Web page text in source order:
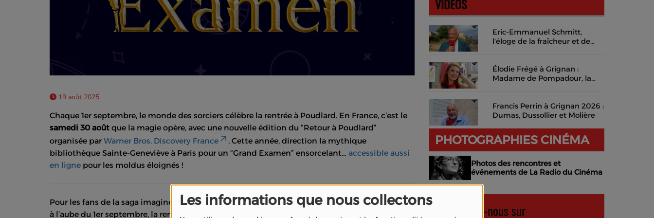
Les informations que nous collectons
19 août 2025
Chaque 1er septembre, le monde des sorciers célèbre la rentrée à Poudlard. En France, c’est le
samedi 30 août que la magie opère, avec une nouvelle édition du “Retour à Poudlard”
organisée par Warner Bros. Discovery France
. Cette année, direction la mythique
bibliothèque Sainte-Geneviève à Paris pour un “Grand Examen” ensorcelant… accessible aussi
en ligne pour les moldus éloignés !
Pour les fans de la saga imaginée par J.K. Rowling, c’est un rendez-vous sacré. Chaque fin août,
à l’aube du 1er septembre, la rentrée des classes à Poudlard s’accompagne d’un événement
VIDÉOS
Eric-Emmanuel Schmitt,
l'éloge de la fraîcheur et de
Élodie Frégé à Grignan :
Madame de Pompadour, la
Francis Perrin à Grignan 2026 :
Dumas, Dussollier et Molière
PHOTOGRAPHIES CINÉMA
Photos des rencontres et
événements de La Radio du Cinéma
Retrouvez-nous sur